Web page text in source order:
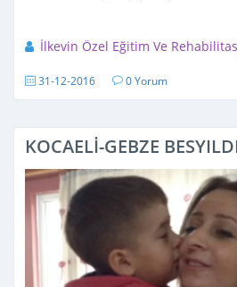
İlkevin Özel Eğitim Ve
31-12-2016 0 Yorum
KOCAELİ-GEBZE